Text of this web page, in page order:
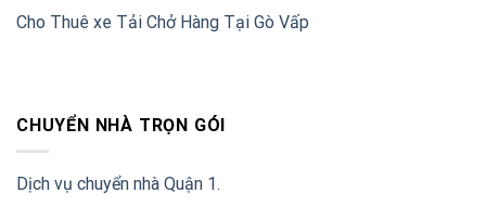
Cho Thuê xe Tải Chở Hàng Tại Gò Vấp
CHUYỂN NHÀ TRỌN GÓI
Dịch vụ chuyển nhà Quận 1.